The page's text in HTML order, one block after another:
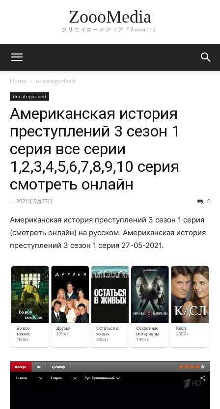
ZoooMedia
クリエイターメディア「Zooo!!」
Home uncategorized
uncategorized
Американская история
преступлений 3 сезон 1
серия все серии
1,2,3,4,5,6,7,8,9,10 серия
смотреть онлайн
- 2021年5月27日 0
Американская история преступлений 3 сезон 1 серия
(смотреть онлайн) на русском. Американская история
преступлений 3 сезон 1 серия 27-05-2021.